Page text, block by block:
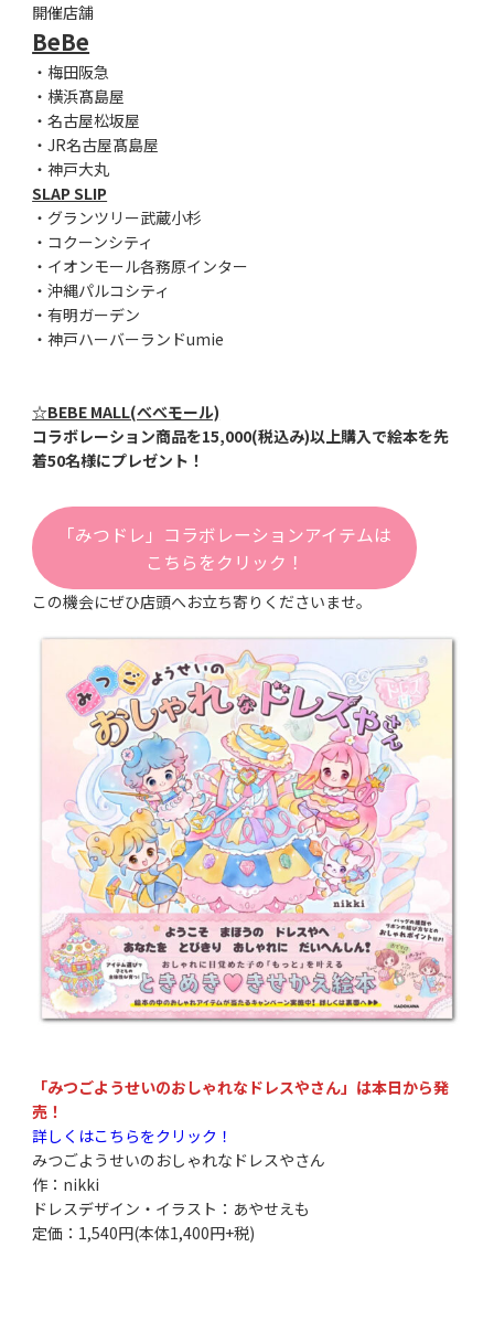
開催店舗
BeBe
・梅田阪急
・横浜髙島屋
・名古屋松坂屋
・JR名古屋髙島屋
・神戸大丸
SLAP SLIP
・グランツリー武蔵小杉
・コクーンシティ
・イオンモール各務原インター
・沖縄パルコシティ
・有明ガーデン
・神戸ハーバーランドumie
☆BEBE MALL(べべモール)
コラボレーション商品を15,000(税込み)以上購入で絵本を先
着50名様にプレゼント！
「みつドレ」コラボレーションアイテムは
こちらをクリック！
この機会にぜひ店頭へお立ち寄りくださいませ。
「みつごようせいのおしゃれなドレスやさん」は本日から発
売！
詳しくはこちらをクリック！
みつごようせいのおしゃれなドレスやさん
作：nikki
ドレスデザイン・イラスト：あやせえも
定価：1,540円(本体1,400円+税)